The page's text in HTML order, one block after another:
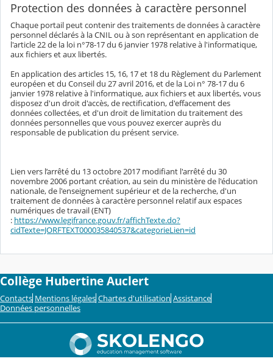
Protection des données à caractère personnel
Chaque portail peut contenir des traitements de données à caractère
personnel déclarés à la CNIL ou à son représentant en application de
l'article 22 de la loi n°78-17 du 6 janvier 1978 relative à l'informatique,
aux fichiers et aux libertés.
En application des articles 15, 16, 17 et 18 du Règlement du Parlement
européen et du Conseil du 27 avril 2016, et de la Loi n° 78-17 du 6
janvier 1978 relative à l'informatique, aux fichiers et aux libertés, vous
disposez d'un droit d'accès, de rectification, d'effacement des
données collectées, et d'un droit de limitation du traitement des
données personnelles que vous pouvez exercer auprès du
responsable de publication du présent service.
Lien vers l’arrêté du 13 octobre 2017 modifiant l'arrêté du 30
novembre 2006 portant création, au sein du ministère de l'éducation
nationale, de l'enseignement supérieur et de la recherche, d'un
traitement de données à caractère personnel relatif aux espaces
numériques de travail (ENT)
: https://www.legifrance.gouv.fr/affichTexte.do?
cidTexte=JORFTEXT000035840537&categorieLien=id
Collège Hubertine Auclert
Contacts Mentions légales Chartes d'utilisation Assistance
Données personnelles